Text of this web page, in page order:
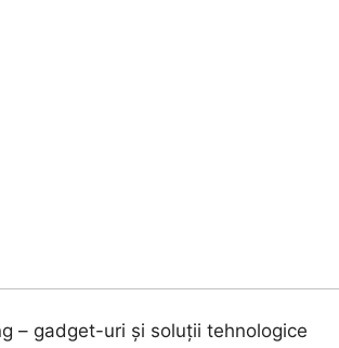
– gadget-uri și soluții tehnologice